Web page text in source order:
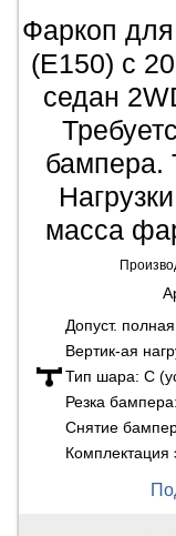
Фаркоп
(Е150) с
седан
бампера.
масса
Допуст.
Вертик-ая
Тип шара: C
Резка
Снятие
Комплектация